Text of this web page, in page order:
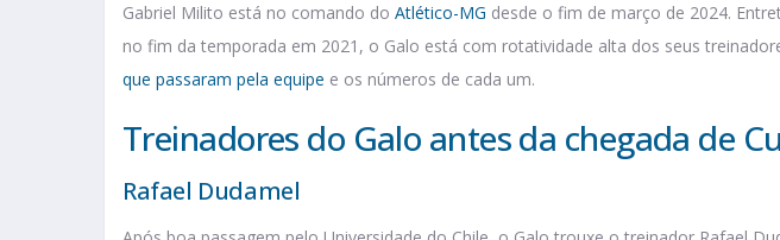
Gabriel Milito está no comando do Atlético-MG desde o fim de março de 2024.
no fim da temporada em 2021, o Galo está com rotatividade alta dos seus
que passaram pela equipe e os números de cada um.
Treinadores do Galo antes da chegada de
Rafael Dudamel